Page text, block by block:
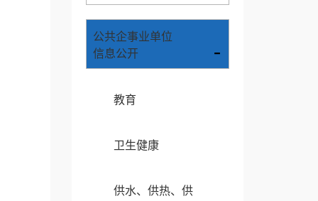
公共企事业单位
信息公开
-
教育
卫生健康
供水、供热、供